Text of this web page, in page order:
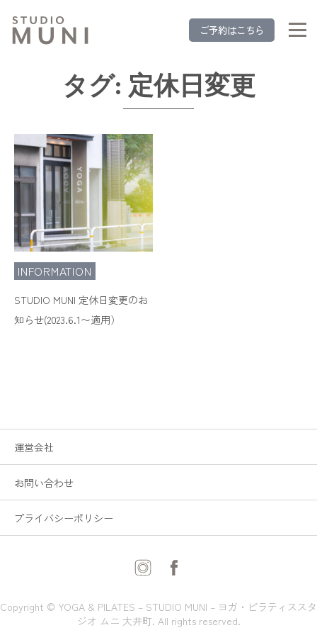
ご予約はこちら
タグ: 定休日変更
INFORMATION
STUDIO MUNI 定休日変更のお
知らせ(2023.6.1〜適用）
運営会社
お問い合わせ
プライバシーポリシー
Copyright © YOGA & PILATES – STUDIO MUNI – ヨガ・ピラティススタ
ジオ ムニ 大井町. All rights reserved.